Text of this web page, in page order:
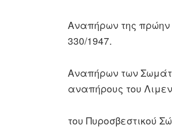
Αναπήρων της πρώην
330/1947.
Αναπήρων των
αναπήρους του
του Πυροσβεστικού